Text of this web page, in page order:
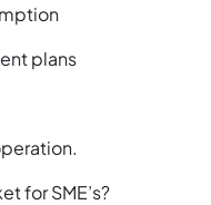
plans
for SME’s?